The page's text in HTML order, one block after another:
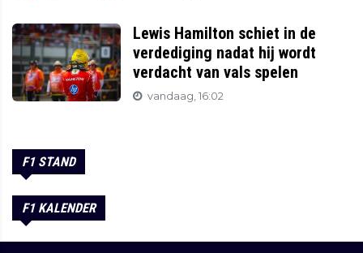
Lewis Hamilton schiet in de
verdediging nadat hij wordt
verdacht van vals spelen
vandaag, 16:02
F1 STAND
F1 KALENDER